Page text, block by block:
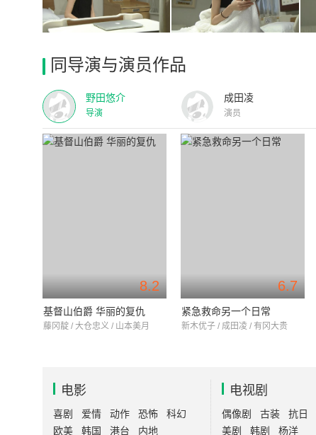
同导演与演员作品
野田悠介
导演
成田凌
演员
8.2
基督山伯爵 华丽的复仇
藤冈靛 / 大仓忠义 / 山本美月
6.7
紧急救命另一个日常
新木优子 / 成田凌 / 有冈大贵
电影
喜剧 爱情 动作 恐怖
科幻
欧美
韩国 港台 内地
电视剧
偶像剧 古装 抗日
美剧
韩剧 杨洋